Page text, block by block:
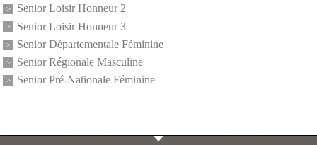
Senior Loisir Honneur 2
Senior Loisir Honneur 3
Senior Départementale Féminine
Senior Régionale Masculine
Senior Pré-Nationale Féminine